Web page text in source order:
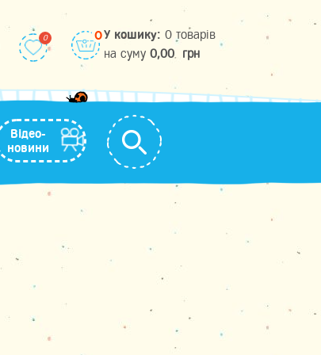
0У кошику: 0 товарів
на cуму 0,00 грн
Відео-
новини